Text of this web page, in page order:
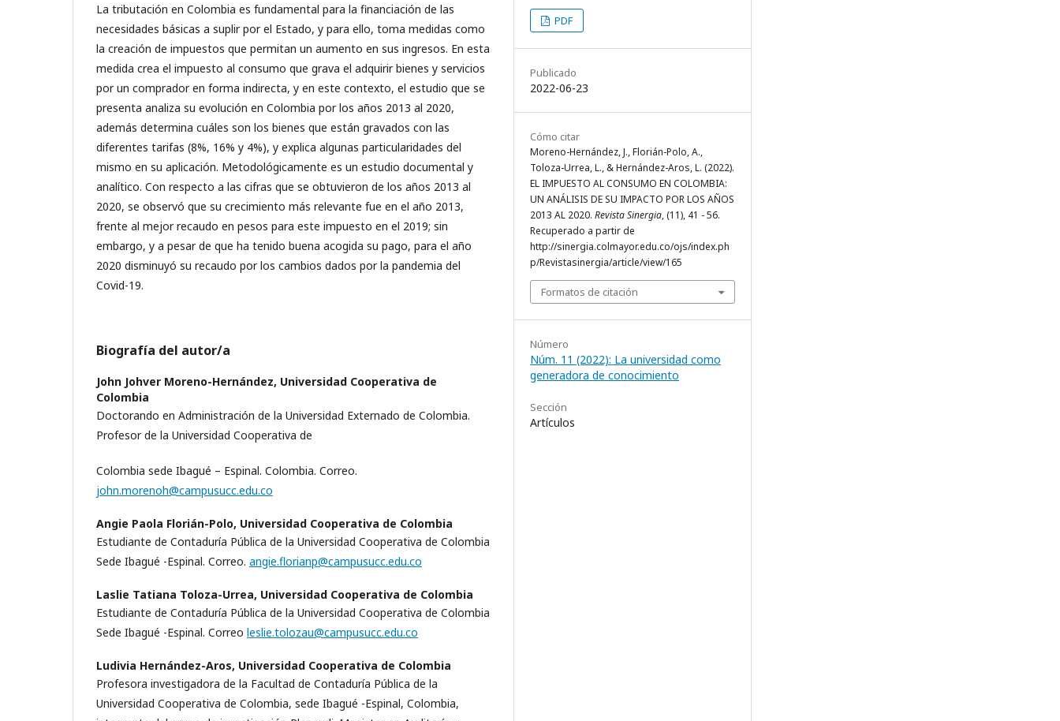
La tributación en Colombia es fundamental para la financiación de las
necesidades básicas a suplir por el Estado, y para ello, toma medidas como
la creación de impuestos que permitan un aumento en sus ingresos. En esta
medida crea el impuesto al consumo que grava el adquirir bienes y servicios
por un comprador en forma indirecta, y en este contexto, el estudio que se
presenta analiza su evolución en Colombia por los años 2013 al 2020,
además determina cuáles son los bienes que están gravados con las
diferentes tarifas (8%, 16% y 4%), y explica algunas particularidades del
mismo en su aplicación. Metodológicamente es un estudio documental y
analítico. Con respecto a las cifras que se obtuvieron de los años 2013 al
2020, se observó que su crecimiento más relevante fue en el año 2013,
frente al mejor recaudo en pesos para este impuesto en el 2019; sin
embargo, y a pesar de que ha tenido buena acogida su pago, para el año
2020 disminuyó su recaudo por los cambios dados por la pandemia del
Covid-19.
Biografía del autor/a
John Johver Moreno-Hernández, Universidad Cooperativa de
Colombia
Doctorando en Administración de la Universidad Externado de Colombia.
Profesor de la Universidad Cooperativa de
Colombia sede Ibagué – Espinal. Colombia. Correo.
john.morenoh@campusucc.edu.co
Angie Paola Florián-Polo, Universidad Cooperativa de Colombia
Estudiante de Contaduría Pública de la Universidad Cooperativa de Colombia
Sede Ibagué -Espinal. Correo. angie.florianp@campusucc.edu.co
Laslie Tatiana Toloza-Urrea, Universidad Cooperativa de Colombia
Estudiante de Contaduría Pública de la Universidad Cooperativa de Colombia
Sede Ibagué -Espinal. Correo leslie.tolozau@campusucc.edu.co
Ludivia Hernández-Aros, Universidad Cooperativa de Colombia
Profesora investigadora de la Facultad de Contaduría Pública de la
Universidad Cooperativa de Colombia, sede Ibagué -Espinal, Colombia,
PDF
Publicado
2022-06-23
Cómo citar
Moreno-Hernández, J., Florián-Polo, A.,
Toloza-Urrea, L., & Hernández-Aros, L. (2022).
EL IMPUESTO AL CONSUMO EN COLOMBIA:
UN ANÁLISIS DE SU IMPACTO POR LOS AÑOS
2013 AL 2020. Revista Sinergia, (11), 41 - 56.
Recuperado a partir de
http://sinergia.colmayor.edu.co/ojs/index.ph
p/Revistasinergia/article/view/165
Formatos de citación
Número
Núm. 11 (2022): La universidad como
generadora de conocimiento
Sección
Artículos